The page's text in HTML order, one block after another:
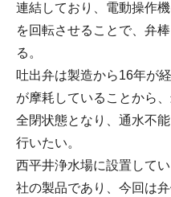
連結しており、電動操作
を回転させることで、弁
る。
吐出弁は製造から16年が
が摩耗していることから
全閉状態となり、通水不
行いたい。
西平井浄水場に設置して
社の製品であり、今回は